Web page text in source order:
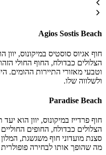
Agios Sostis Beach
חוף אגיוס סוסטיס במיקונוס, יוון
הצלולים כבדולח, החוף החולי
וטבעי מאזורי התיירות ההומים.
ולשלווה שלו.
Paradise Beach
חוף פרדייז במיקונוס, יוון הוא
הצלולים כבדולח, החופים
סצנת מועדוני חוף משגשגת,
מה שהופך אותו לבחירה